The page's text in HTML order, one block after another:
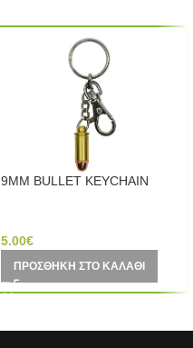
9MM BULLET KEYCHAIN
5.00€
ΠΡΟΣΘΉΚΗ ΣΤΟ ΚΑΛΆΘΙ